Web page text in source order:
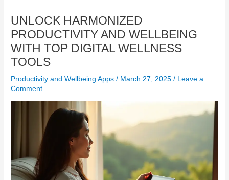
UNLOCK HARMONIZED
PRODUCTIVITY AND WELLBEING
WITH TOP DIGITAL WELLNESS
TOOLS
Productivity and Wellbeing Apps / March 27, 2025/ Leave a
Comment